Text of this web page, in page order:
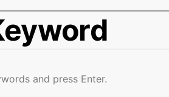
and press Enter.